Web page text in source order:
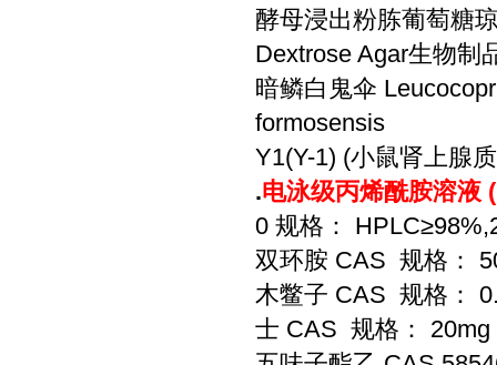
酵母浸出粉胨葡萄糖
Dextrose Agar生物制
暗鳞白鬼伞
formosensis
Y1(Y-1) (小鼠肾上腺
.电泳级丙烯酰胺溶液
0 规格：
双环胺 CAS 规格：
木鳖子 CAS 规格：
士 CAS 规格： 20mg